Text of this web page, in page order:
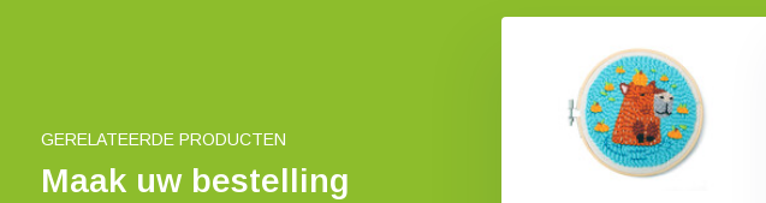
GERELATEERDE PRODUCTEN
Maak uw bestelling